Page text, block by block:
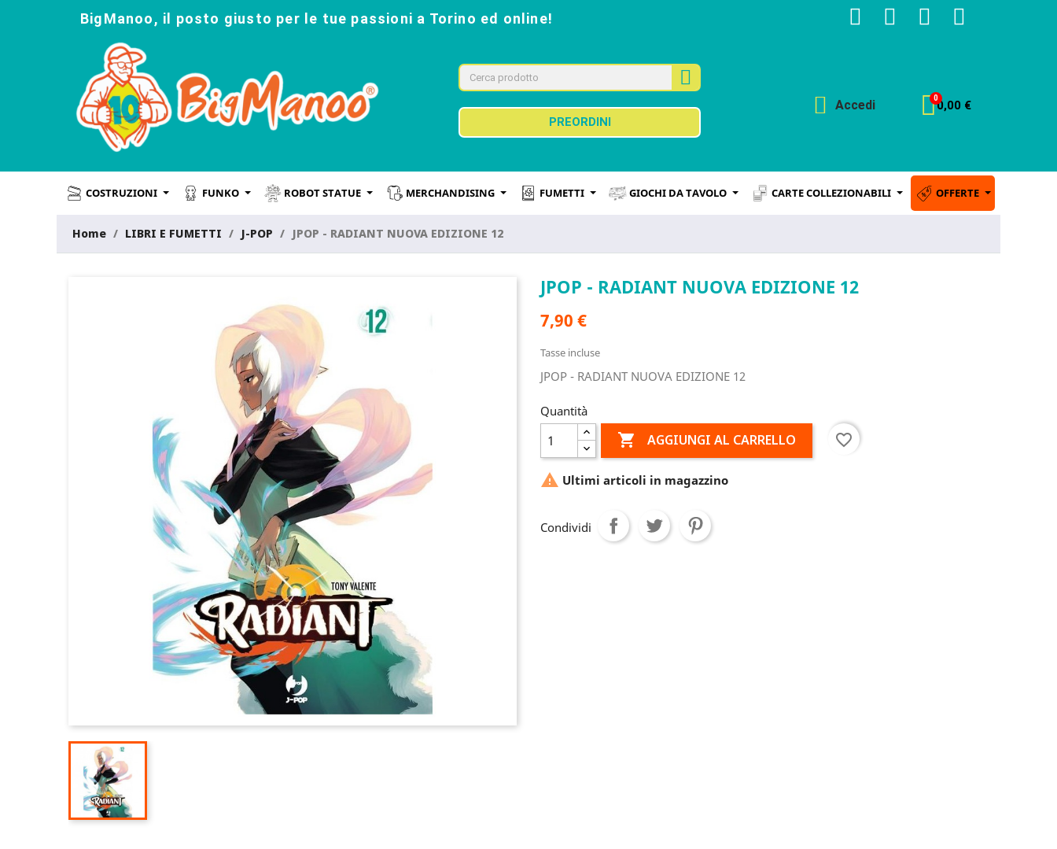
BigManoo, il posto giusto per le tue passioni a Torino ed online!
PREORDINI
Accedi 0,00 €
COSTRUZIONI FUNKO ROBOT STATUE MERCHANDISING FUMETTI GIOCHI DA TAVOLO CARTE COLLEZIONABILI OFFERTE
Home LIBRI E FUMETTI J-POP JPOP - RADIANT NUOVA EDIZIONE 12
JPOP - RADIANT NUOVA EDIZIONE 12
7,90 €
Tasse incluse
JPOP - RADIANT NUOVA EDIZIONE 12
Quantità
 AGGIUNGI AL CARRELLO favorite_border
 Ultimi articoli in magazzino
Condividi